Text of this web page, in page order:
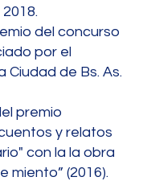
del concurso
por el
Ciudad de Bs. As.
premio
y relatos
con la la obra
miento” (2016).